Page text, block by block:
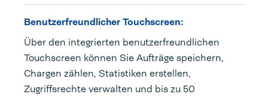
Benutzerfreundlicher Touchscreen:
Über den integrierten benutzerfreundlichen
Touchscreen können Sie Aufträge speichern,
Chargen zählen, Statistiken erstellen,
Zugriffsrechte verwalten und bis zu 50